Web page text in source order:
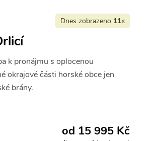
Dnes zobrazeno 11x
k pronájmu s oplocenou
okrajové části horské obce jen
brány.
od 15 995 Kč